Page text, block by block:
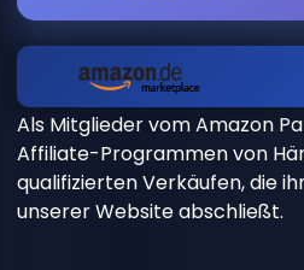
Als Mitglieder vom Amazon
Affiliate-Programmen von
qualifizierten Verkäufen, die
unserer Website abschließt.